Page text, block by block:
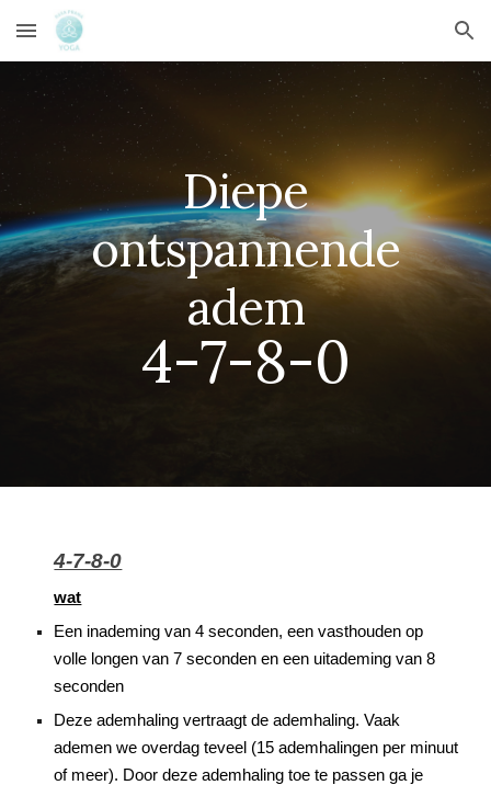
Skip to main content Skip to navigation
Diepe
ontspannende
adem
4-7-8-0
4-7-8-0
wat
Een inademing van 4 seconden, een vasthouden op
volle longen van 7 seconden en een uitademing van 8
seconden
Deze ademhaling vertraagt de ademhaling. Vaak
ademen we overdag teveel (15 ademhalingen per minuut
of meer). Door deze ademhaling toe te passen ga je